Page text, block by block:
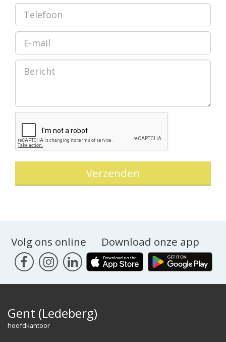
Verzenden
Volg ons online Download onze app
Gent (Ledeberg)
hoofdkantoor